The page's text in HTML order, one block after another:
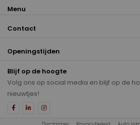
Menu
Contact
Openingstijden
Blijf op de hoogte
Volg ons op social media en blijf op de
nieuwtjes!